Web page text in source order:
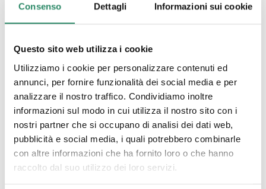
Consenso Dettagli Informazioni sui cookie
Questo sito web utilizza i cookie
Utilizziamo i cookie per personalizzare contenuti ed
annunci, per fornire funzionalità dei social media e per
analizzare il nostro traffico. Condividiamo inoltre
informazioni sul modo in cui utilizza il nostro sito con i
nostri partner che si occupano di analisi dei dati web,
pubblicità e social media, i quali potrebbero combinarle
con altre informazioni che ha fornito loro o che hanno
raccolto dal suo utilizzo dei loro servizi.
Un passo dopo l’altro
Si procede per passi, uno alla volta, uno dopo l’altro
stato, di ciò che ancora[…]
Leggi tutto